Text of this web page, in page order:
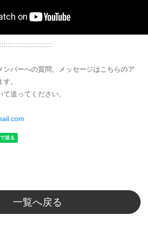
ンバーへの質問、メッセージはこちらのア
。
送ってください。
一覧へ戻る